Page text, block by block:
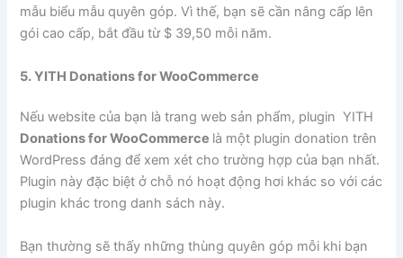
mẫu biểu mẫu quyên góp. Vì thế, bạn sẽ cần nâng cấp lên
gói cao cấp, bắt đầu từ $ 39,50 mỗi năm.
5. YITH Donations for WooCommerce
Nếu website của bạn là trang web sản phẩm, plugin YITH
Donations for WooCommerce là một plugin donation trên
WordPress đáng để xem xét cho trường hợp của bạn nhất.
Plugin này đặc biệt ở chỗ nó hoạt động hơi khác so với các
plugin khác trong danh sách này.
Bạn thường sẽ thấy những thùng quyên góp mỗi khi bạn